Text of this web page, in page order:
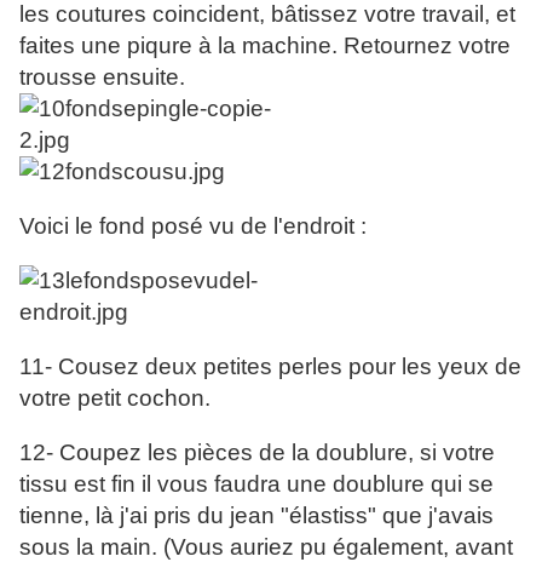
les coutures coincident, bâtissez votre travail, et
faites une piqure à la machine. Retournez votre
trousse ensuite.
Voici le fond posé vu de l'endroit :
11- Cousez deux petites perles pour les yeux de
votre petit cochon.
12- Coupez les pièces de la doublure, si votre
tissu est fin il vous faudra une doublure qui se
tienne, là j'ai pris du jean "élastiss" que j'avais
sous la main. (Vous auriez pu également, avant